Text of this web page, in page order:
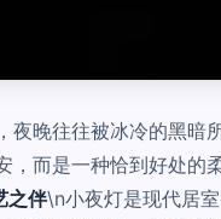
夜晚往往被冰冷的黑暗
，而是一种恰到好处的
之伴\n小夜灯是现代居